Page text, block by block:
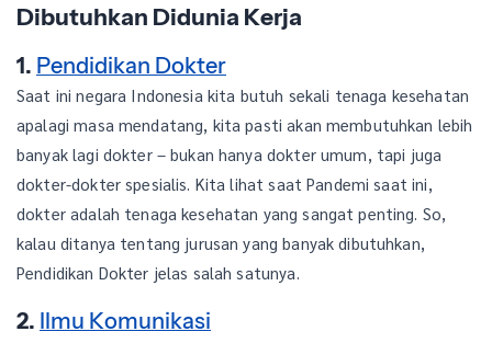
Dibutuhkan Didunia Kerja
1. Pendidikan Dokter
Saat ini negara Indonesia kita butuh sekali tenaga kesehatan
apalagi masa mendatang, kita pasti akan membutuhkan lebih
banyak lagi dokter – bukan hanya dokter umum, tapi juga
dokter-dokter spesialis. Kita lihat saat Pandemi saat ini,
dokter adalah tenaga kesehatan yang sangat penting. So,
kalau ditanya tentang jurusan yang banyak dibutuhkan,
Pendidikan Dokter jelas salah satunya.
2. Ilmu Komunikasi